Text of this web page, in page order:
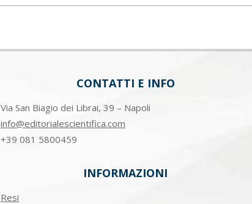
CONTATTI E INFO
Via San Biagio dei Librai, 39 – Napoli
info@editorialescientifica.com
+39 081 5800459
INFORMAZIONI
Resi